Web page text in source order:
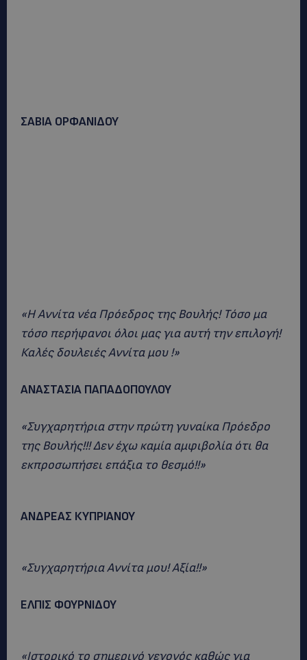
ΣΑΒΙΑ ΟΡΦΑΝΙΔΟΥ
«Η Αννίτα νέα Πρόεδρος της Βουλής! Τόσο μα
τόσο περήφανοι όλοι μας για αυτή την επιλογή!
Καλές δουλειές Αννίτα μου !»
ΑΝΑΣΤΑΣΙΑ ΠΑΠΑΔΟΠΟΥΛΟΥ
«Συγχαρητήρια στην πρώτη γυναίκα Πρόεδρο
της Βουλής!!! Δεν έχω καμία αμφιβολία ότι θα
εκπροσωπήσει επάξια το θεσμό!!»
ΑΝΔΡΕΑΣ ΚΥΠΡΙΑΝΟΥ
«Συγχαρητήρια Αννίτα μου! Αξία!!»
ΕΛΠΙΣ ΦΟΥΡΝΙΔΟΥ
«Ιστορικό το σημερινό γεγονός καθώς για